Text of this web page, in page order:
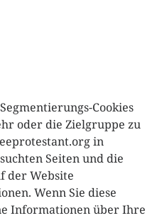
Cookies
oder die Zielgruppe zu
in
Seiten und die
der Website
Wenn Sie diese
Informationen über Ihre